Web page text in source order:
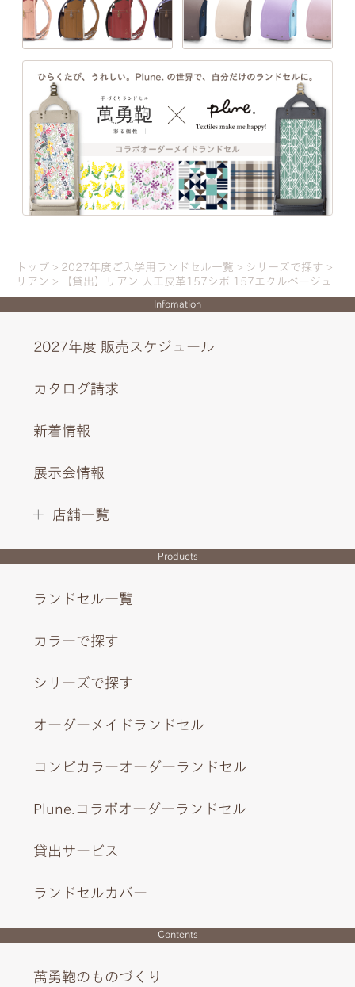
一人ひとりの「大好き」や「ワクワク」を叶え
る、21シリーズのデザインと100超のカラーライ
ンナップ。ランドセル探しは、お子さまの“感
詳しく見る
トップ 2027年度ご入学用ランドセル一覧
シリーズで探す
リアン
【貸出】リアン 人工皮革157シボ 157エクルベージュ
Infomation
2027年度 販売スケジュール
カタログ請求
新着情報
展示会情報
店舗一覧
Products
ランドセル一覧
カラーで探す
シリーズで探す
オーダーメイドランドセル
コンビカラーオーダーランドセル
Plune.コラボオーダーランドセル
貸出サービス
ランドセルカバー
Contents
萬勇鞄のものづくり